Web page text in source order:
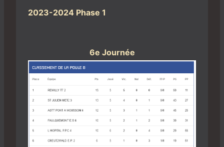
2023-2024 Phase 1
6e Journée